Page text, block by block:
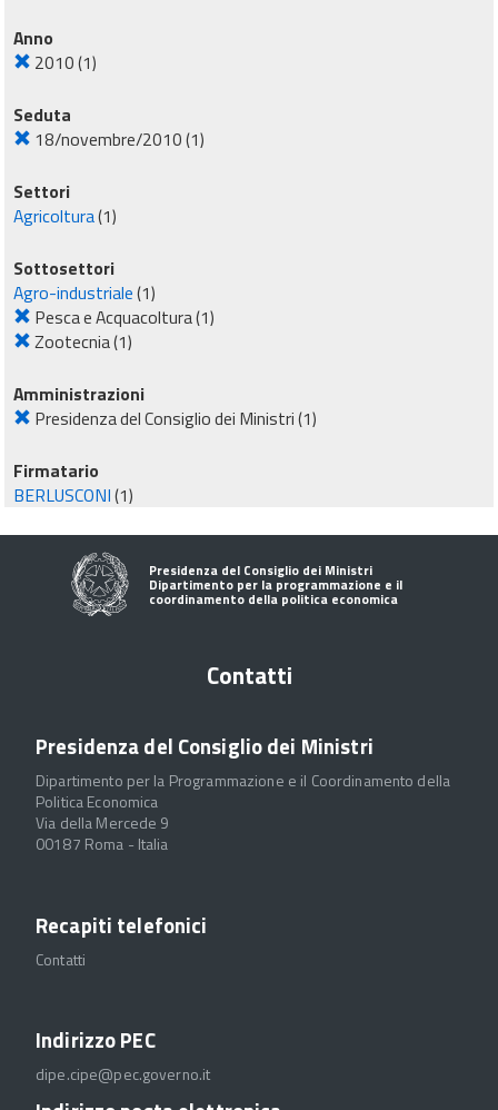
Anno
2010(1)
Seduta
18/novembre/2010(1)
Settori
Agricoltura(1)
Sottosettori
Agro-industriale(1)
Pesca e Acquacoltura(1)
Zootecnia(1)
Amministrazioni
Presidenza del Consiglio dei Ministri(1)
Firmatario
BERLUSCONI(1)
Presidenza del Consiglio dei Ministri
Dipartimento per la programmazione e il
coordinamento della politica economica
Contatti
Presidenza del Consiglio dei Ministri
Dipartimento per la Programmazione e il Coordinamento della
Politica Economica
Via della Mercede 9
00187 Roma - Italia
Recapiti telefonici
Contatti
Indirizzo PEC
dipe.cipe@pec.governo.it